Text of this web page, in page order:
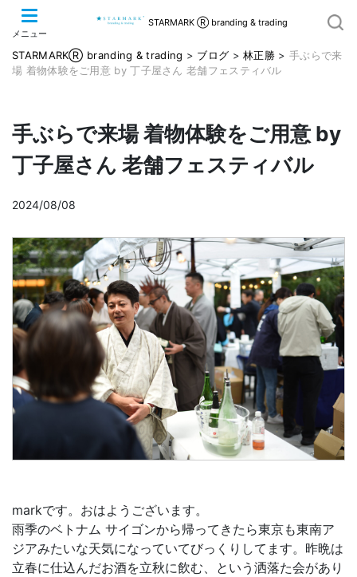
メニュー
STARMARK Ⓡ branding & trading
STARMARKⓇ branding & trading > ブログ >林正勝 > 手ぶらで来
場 着物体験をご用意 by 丁子屋さん 老舗フェスティバル
手ぶらで来場 着物体験をご用意 by
丁子屋さん 老舗フェスティバル
2024/08/08
markです。おはようございます。
雨季のベトナム サイゴンから帰ってきたら東京も東南ア
ジアみたいな天気になっていてびっくりしてます。昨晩は
立春に仕込んだお酒を立秋に飲む、という洒落た会があり